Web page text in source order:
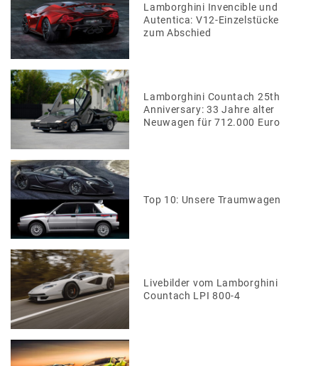
Lamborghini Invencible und
Autentica: V12-Einzelstücke
zum Abschied
Lamborghini Countach 25th
Anniversary: 33 Jahre alter
Neuwagen für 712.000 Euro
Top 10: Unsere Traumwagen
Livebilder vom Lamborghini
Countach LPI 800-4